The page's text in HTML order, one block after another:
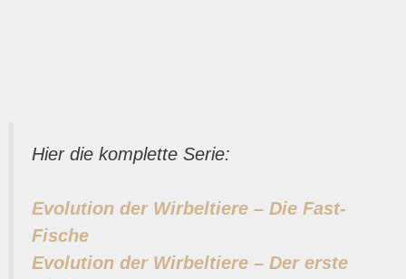
Hier die komplette Serie:
Evolution der Wirbeltiere – Die Fast-
Fische
Evolution der Wirbeltiere – Der erste